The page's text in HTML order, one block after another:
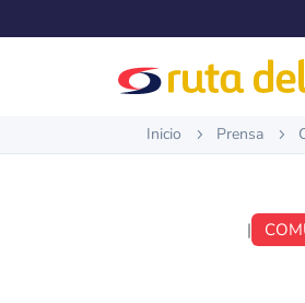
Inicio 5 Prensa 5
|